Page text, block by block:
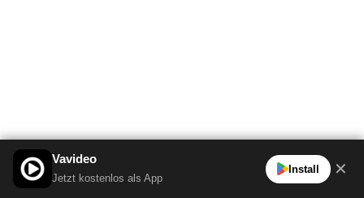
Vavideo
Jetzt kostenlos als App
Install ✕